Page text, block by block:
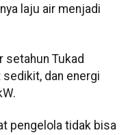
laju air menjadi
setahun Tukad
dan energi
pengelola tidak bisa